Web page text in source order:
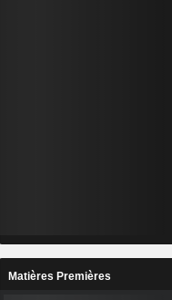
Matières Premières